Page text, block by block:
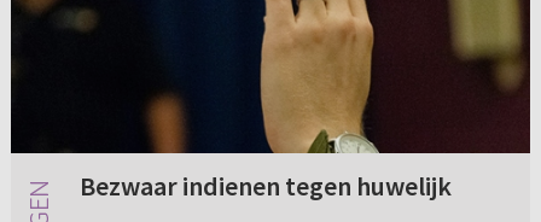
Bezwaar indienen tegen huwelijk